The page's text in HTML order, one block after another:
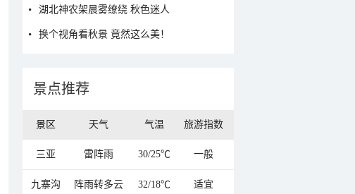
湖北神农架晨雾缭绕 秋色迷人
换个视角看秋景 竟然这么美！
景点推荐
景区 天气 气温 旅游指数
三亚 雷阵雨 30/25℃ 一般
九寨沟 阵雨转多云 32/18℃ 适宜